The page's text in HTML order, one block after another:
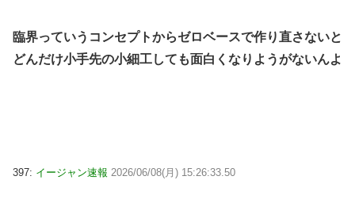
臨界っていうコンセプトからゼロベースで作り直さないと
どんだけ小手先の小細工しても面白くなりようがないんよ
397: イージャン速報 2026/06/08(月) 15:26:33.50